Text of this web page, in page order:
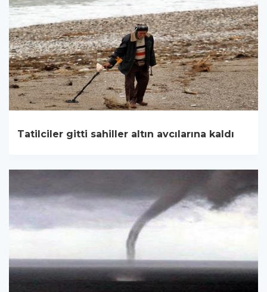
Tatilciler gitti sahiller altın avcılarına kaldı